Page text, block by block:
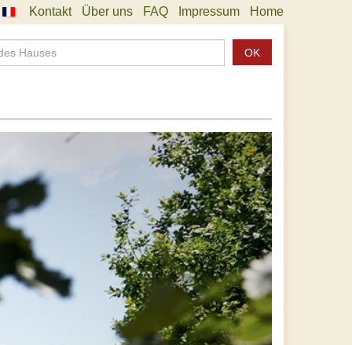
Kontakt Über uns FAQ Impressum Home
OK